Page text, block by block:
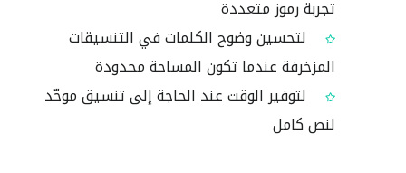
تجربة رموز متعددة
لتحسين وضوح الكلمات في التنسيقات
المزخرفة عندما تكون المساحة محدودة
لتوفير الوقت عند الحاجة إلى تنسيق موحّد
لنص كامل